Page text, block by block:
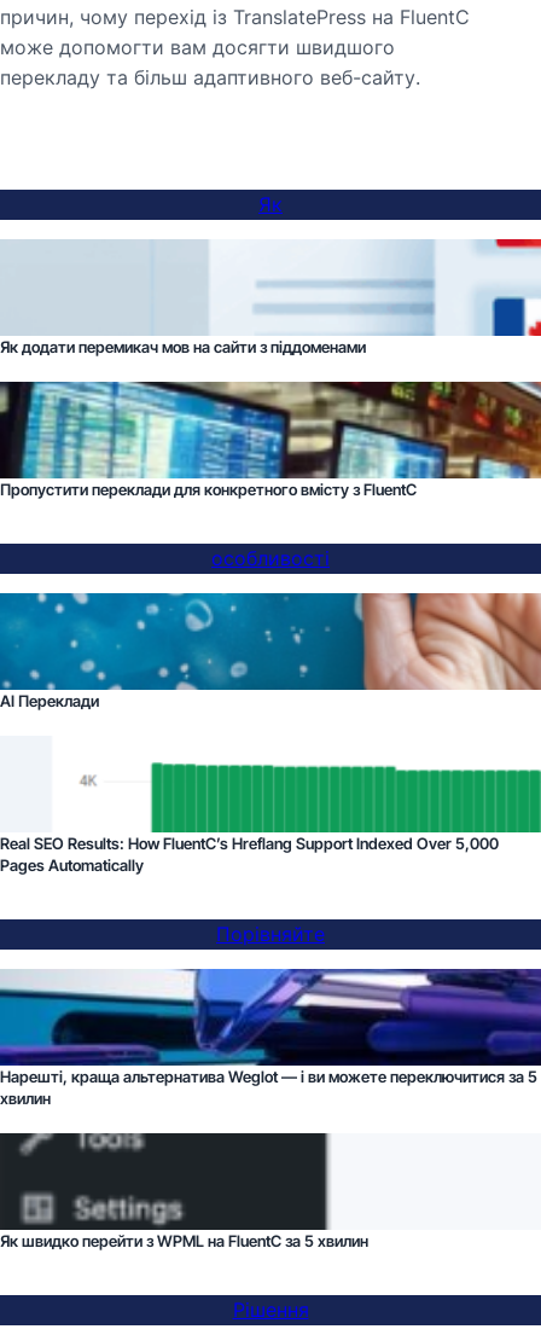
причин, чому перехід із TranslatePress на FluentC
може допомогти вам досягти швидшого
перекладу та більш адаптивного веб-сайту.
Як
Як додати перемикач мов на сайти з піддоменами
Пропустити переклади для конкретного вмісту з FluentC
особливості
AI Переклади
Real SEO Results: How FluentC’s Hreflang Support Indexed Over 5,000
Pages Automatically
Порівняйте
Нарешті, краща альтернатива Weglot — і ви можете переключитися за 5
хвилин
Як швидко перейти з WPML на FluentC за 5 хвилин
Рішення